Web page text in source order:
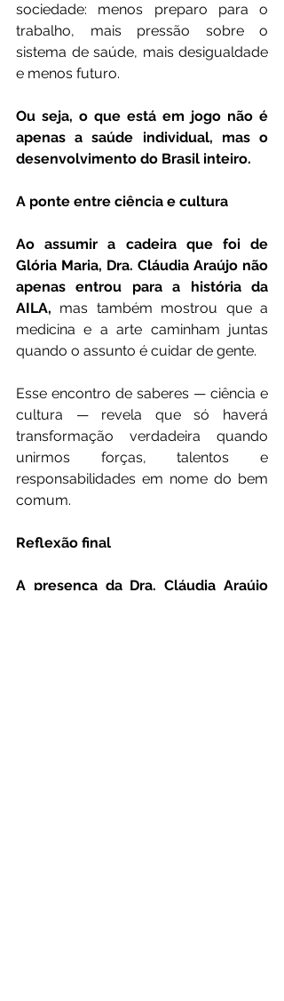
sociedade: menos preparo para o
trabalho, mais pressão sobre o
sistema de saúde, mais desigualdade
e menos futuro.
Ou seja, o que está em jogo não é
apenas a saúde individual, mas o
desenvolvimento do Brasil inteiro.
A ponte entre ciência e cultura
Ao assumir a cadeira que foi de
Glória Maria, Dra. Cláudia Araújo não
apenas entrou para a história da
AILA, mas também mostrou que a
medicina e a arte caminham juntas
quando o assunto é cuidar de gente.
Esse encontro de saberes — ciência e
cultura — revela que só haverá
transformação verdadeira quando
unirmos forças, talentos e
responsabilidades em nome do bem
comum.
Reflexão final
A presença da Dra. Cláudia Araújo